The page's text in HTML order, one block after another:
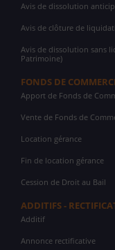
Avis de dissolution
Avis de clôture de
Avis de dissolution sans
Patrimoine)
FONDS DE
Apport de Fonds de
Vente de Fonds de
Location gérance
Fin de location gérance
Cession de Droit au Bail
ADDITIFS -
Additif
Annonce rectificative